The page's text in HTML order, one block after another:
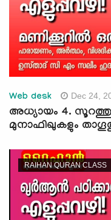
Web desk Dec 24,
അധ്യായം 4.
മുനാഫിഖുകളും
RAIHAN QURAN CLASS